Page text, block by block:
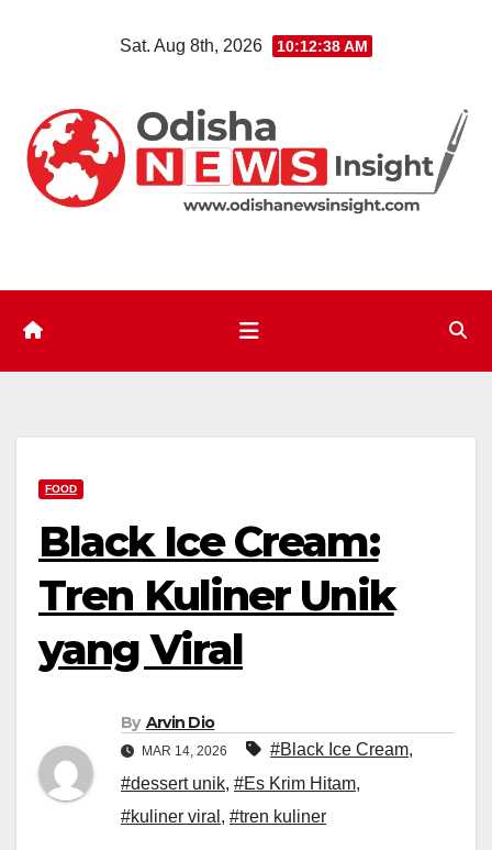
Sat. Aug 8th, 2026 10:12:39 AM
FOOD
Black Ice Cream:
Tren Kuliner Unik
yang Viral
By Arvin Dio
MAR 14, 2026 #Black Ice Cream,
#dessert unik, #Es Krim Hitam,
#kuliner viral , #tren kuliner